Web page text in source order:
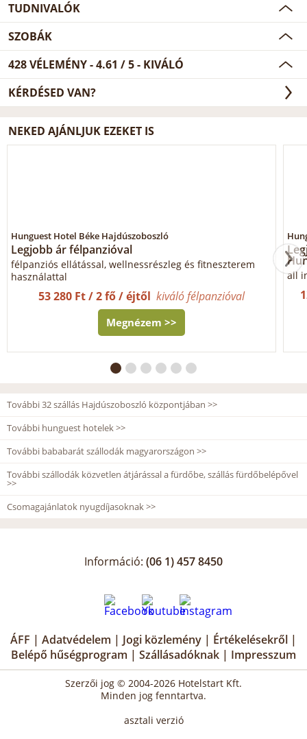
TUDNIVALÓK
SZOBÁK
428VÉLEMÉNY -4.61 /5- KIVÁLÓ
KÉRDÉSED VAN?
NEKED AJÁNLJUK EZEKET IS
Hunguest Hotel Béke Hajdúszoboszló
Legjobb ár félpanzióval
félpanziós ellátással, wellnessrészleg és fitneszterem
használattal
53 280 Ft / 2 fő / éjtőlkiváló félpanzióval
Megnézem >>
all
További 32 szállás Hajdúszoboszló központjában >>
További hunguest hotelek >>
További bababarát szállodák magyarországon >>
További szállodák közvetlen átjárással a fürdőbe, szállás fürdőbelépővel
>>
Csomagajánlatok nyugdíjasoknak >>
Információ: (06 1) 457 8450
ÁFF | Adatvédelem | Jogi közlemény | Értékelésekről |
Belépő hűségprogram | Szállásadóknak | Impresszum
Szerzői jog © 2004-2026 Hotelstart Kft.
Minden jog fenntartva.
asztali verzió